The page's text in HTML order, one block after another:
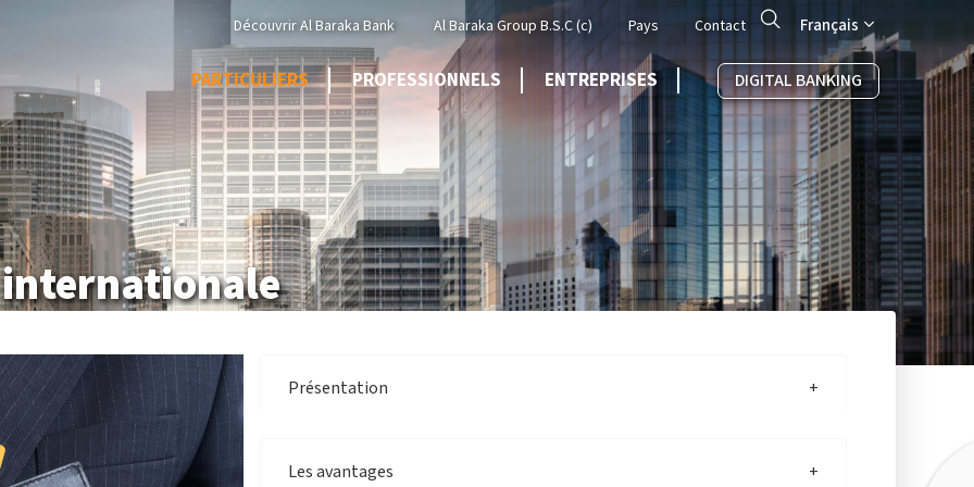
Menu
Top
Découvrir Al Baraka Bank Al Baraka Group B.S.C (c) Pays Contact Français
Search
PARTICULIERS PROFESSIONNELS ENTREPRISES DIGITAL BANKING
internationale
Présentation
Les avantages